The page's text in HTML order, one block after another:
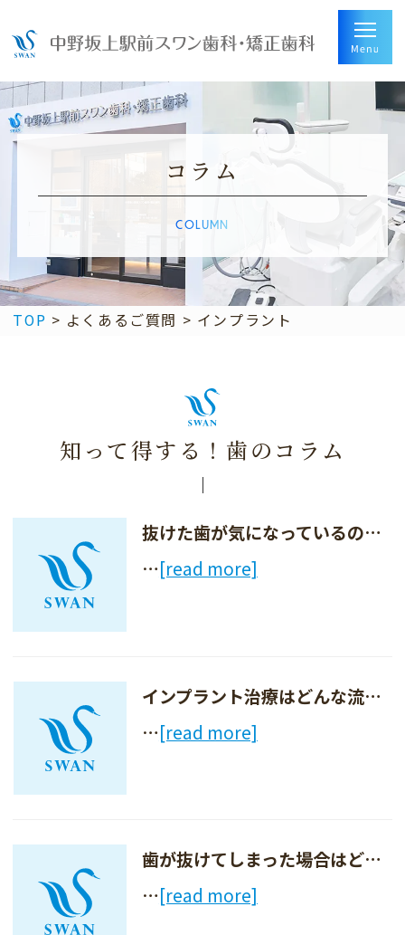
コラム
COLUMN
TOP > よくあるご質問 > インプラント
知って得する！歯のコラム
抜けた歯が気になっているのですが、放置せずにインプラント治療を受けるべきでしょうか？
…[read more]
インプラント治療はどんな流れでどれくらいの期間がかかるのでしょうか？
…[read more]
歯が抜けてしまった場合はどうすればいいですか？
…[read more]